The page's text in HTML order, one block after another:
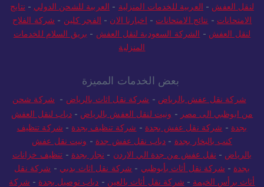
لنقل العفش - العربية للخدمات المنزلية - العربية للشحن الدولي - نتايج
الامتحانات - نتائج الامتحانات - اخبارنا الان - الفجر كلين - شركة الفلاح
لنقل العفش - الشركة السعودية لنقل العفش - بريق السلام للخدمات
المنزلية
بعض الخدمات المميزة
شركة نقل عفش بالرياض - شركة نقل اثاث بالرياض - شركة شحن
من ابوظبي الى مصر - ونيت لنقل العفش بالرياض -دباب لنقل العفش
بجدة - شركة نقل عفش بجدة - شركة تنظيف بجدة - شركة تنظيف
كنب بالبخار بجدة - دباب نقل عفش جدة - ونيت نقل عفش
بالرياض - نقل عفش من جدة الي الاردن - نجار بجدة - تنظيف خزانات
بجدة - شركة نقل أثاث بأبوظبي - شركة نقل اثاث بدبي - شركة نقل
أثاث برأس الخيمة - شركة نقل أثاث بالعين - دباب توصيل بجدة - شركة